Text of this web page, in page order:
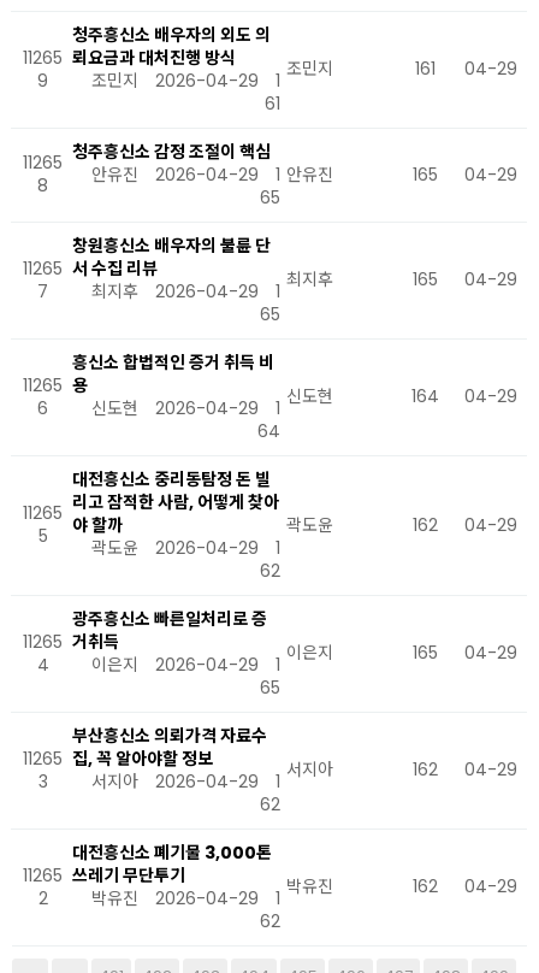
11265
9
청주흥신소 배우자의 외도 의
뢰요금과 대처진행 방식
조민지
2026-04-29
1
61
조민지 161 04-29
11265
8
청주흥신소 감정 조절이 핵심
안유진
2026-04-29
1
65
안유진 165 04-29
11265
7
창원흥신소 배우자의 불륜 단
서 수집 리뷰
최지후
2026-04-29
1
65
최지후 165 04-29
11265
6
흥신소 합법적인 증거 취득 비
용
신도현
2026-04-29
1
64
신도현 164 04-29
11265
5
대전흥신소 중리동탐정 돈 빌
리고 잠적한 사람, 어떻게 찾아
야 할까
곽도윤
2026-04-29
1
62
곽도윤 162 04-29
11265
4
광주흥신소 빠른일처리로 증
거취득
이은지
2026-04-29
1
65
이은지 165 04-29
11265
3
부산흥신소 의뢰가격 자료수
집, 꼭 알아야할 정보
서지아
2026-04-29
1
62
서지아 162 04-29
11265
2
대전흥신소 폐기물 3,000톤
쓰레기 무단투기
박유진
2026-04-29
1
62
박유진 162 04-29